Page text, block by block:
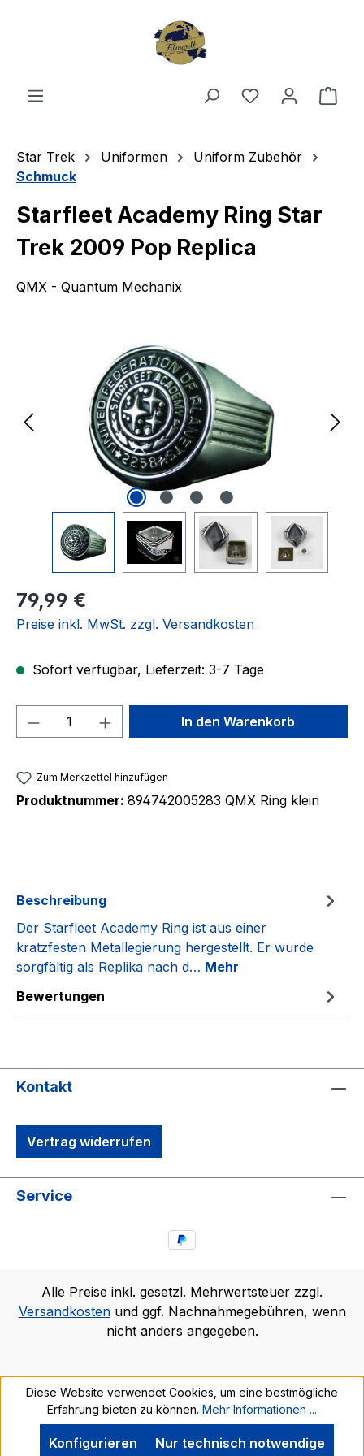
Du hast 0
Star Trek Uniformen
Uniform Zubehör
Schmuck
Starfleet Academy Ring Star
Trek 2009 Pop Replica
QMX - Quantum Mechanix
Regulärer Preis:
79,99 €
Preise inkl. MwSt. zzgl. Versandkosten
Sofort verfügbar, Lieferzeit: 3-7 Tage
Produkt Anzahl: Gib denIn den Warenkorb
Zum Merkzettel hinzufügen
Produktnummer: 894742005283 QMX Ring klein
Beschreibung
Der Starfleet Academy Ring ist aus einer
kratzfesten Metallegierung hergestellt. Er wurde
sorgfältig als Replika nach d… Mehr
Bewertungen
Kontakt
Vertrag widerrufen
Service
Alle Preise inkl. gesetzl. Mehrwertsteuer zzgl.
Versandkostenund ggf. Nachnahmegebühren, wenn
nicht anders angegeben.
Diese Website verwendet Cookies, um eine bestmögliche
Erfahrung bieten zu können. Mehr Informationen ...
Nur technisch notwendige
Konfigurieren